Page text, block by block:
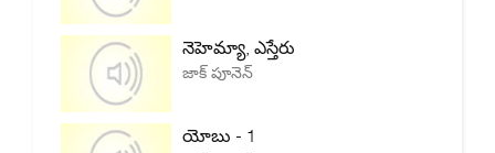
నెహెమ్యా, ఎస్తేరు
జాక్ పూనెన్
యోబు - 1